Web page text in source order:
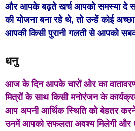
और आपके बढ़ते खर्च आपको समस्या दे
की योजना बना रहे थे, तो उन्हें कोई
आपकी किसी पुरानी गलती से आपको
धनु
आज के दिन आपके चारों ओर का
मित्रों के साथ किसी मनोरंजन के
आप अपनी आर्थिक स्थिति को बेहतर
उनमें आपको सफलता अवश्य मिलेगी और